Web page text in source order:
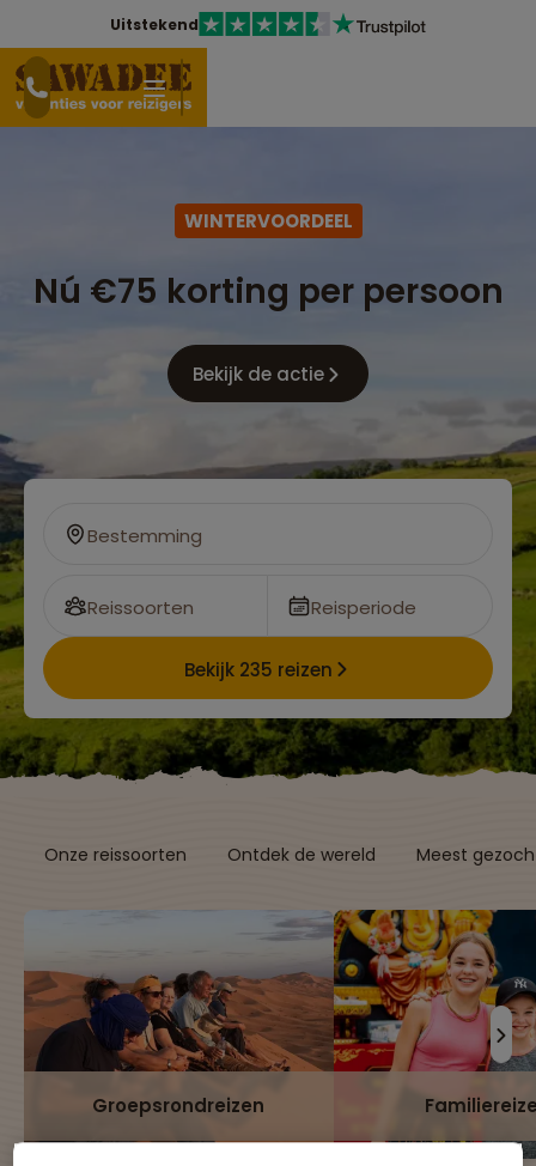
Uitstekend
WINTERVOORDEEL
Nú €75 korting per persoon
Bekijk de actie
Bestemming
Reissoorten Reisperiode
Bekijk 235 reizen
Onze reissoorten Ontdek de wereld Meest
Groepsrondreizen